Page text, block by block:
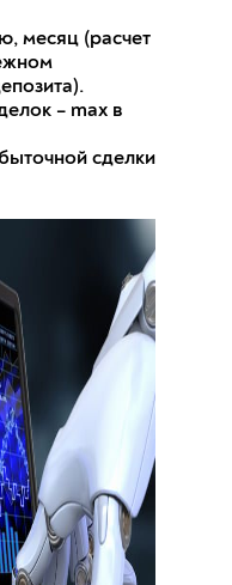
месяц (расчет
– max в
сделки